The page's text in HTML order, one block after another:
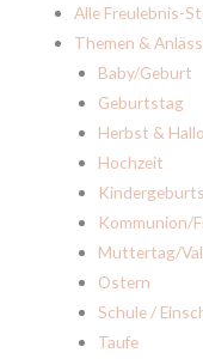
Alle Freulebnis-
Themen &
Baby/Geburt
Geburtstag
Herbst &
Hochzeit
Kommunion/
Muttertag/
Ostern
Schule /
Taufe